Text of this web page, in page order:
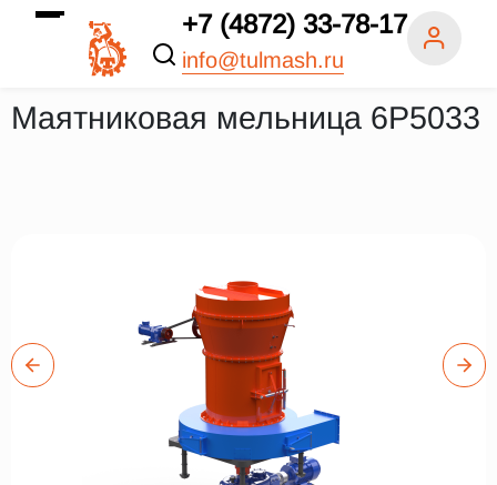
+7 (4872) 33-78-17
info@tulmash.ru
Маятниковая мельница 6Р5033